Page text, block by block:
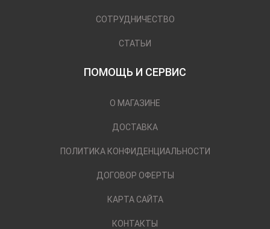
СОТРУДНИЧЕСТВО
СТАТЬИ
ПОМОЩЬ И СЕРВИС
О МАГАЗИНЕ
ДОСТАВКА
ПОЛИТИКА КОНФИДЕНЦИАЛЬНОСТИ
ДОГОВОР ОФЕРТЫ
КАРТА САЙТА
КОНТАКТЫ